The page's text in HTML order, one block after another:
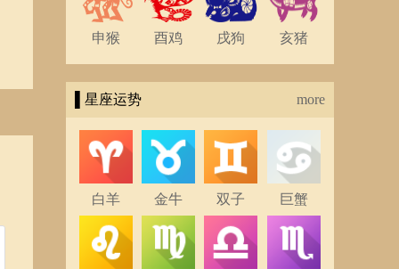
申猴 酉鸡 戌狗 亥猪
▌星座运势 more
白羊 金牛 双子 巨蟹